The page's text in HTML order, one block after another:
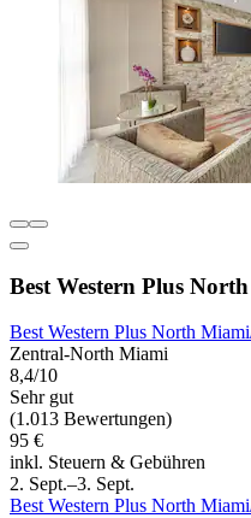
Best Western Plus
Best Western Plus North
Zentral-North Miami
8,4/10
Sehr gut
(1.013 Bewertungen)
95 €
inkl. Steuern & Gebühren
2. Sept.–3. Sept.
Best Western Plus North